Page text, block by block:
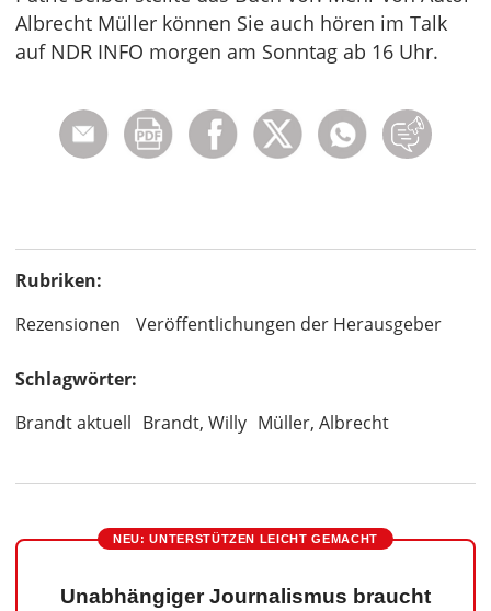
Albrecht Müller können Sie auch hören im Talk
auf NDR INFO morgen am Sonntag ab 16 Uhr.
Rubriken:
Rezensionen
Veröffentlichungen der Herausgeber
Schlagwörter:
Brandt aktuell Brandt, Willy Müller, Albrecht
NEU: UNTERSTÜTZEN LEICHT GEMACHT
Unabhängiger Journalismus braucht